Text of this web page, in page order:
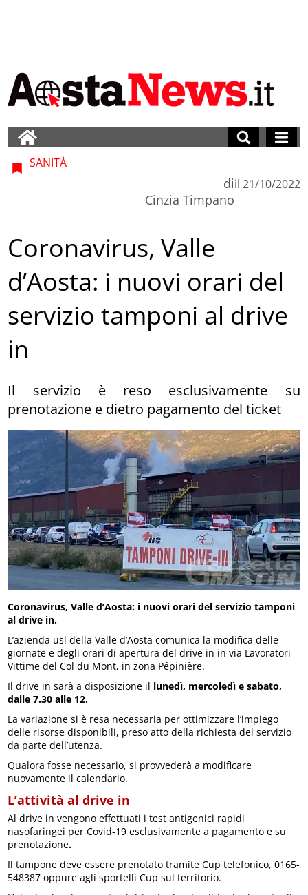
SANITÀ
di
Cinzia Timpano
il 21/10/2022
Coronavirus, Valle
d’Aosta: i nuovi orari del
servizio tamponi al drive
in
Il servizio è reso esclusivamente su
prenotazione e dietro pagamento del ticket
Coronavirus, Valle d’Aosta: i nuovi orari del servizio tamponi
al drive in.
L’azienda usl della Valle d’Aosta comunica la modifica delle
giornate e degli orari di apertura del drive in in via Lavoratori
Vittime del Col du Mont, in zona Pépinière.
Il drive in sarà a disposizione il lunedì, mercoledì e sabato,
dalle 7.30 alle 12.
La variazione si è resa necessaria per ottimizzare l’impiego
delle risorse disponibili, preso atto della richiesta del servizio
da parte dell’utenza.
Qualora fosse necessario, si provvederà a modificare
nuovamente il calendario.
L’attività al drive in
Al drive in vengono effettuati i test antigenici rapidi
nasofaringei per Covid-19 esclusivamente a pagamento e su
prenotazione.
Il tampone deve essere prenotato tramite Cup telefonico, 0165-
548387 oppure agli sportelli Cup sul territorio.